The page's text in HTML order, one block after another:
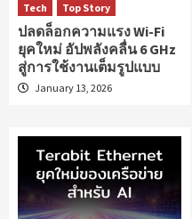
Tech
Top Story
ปลดล็อกความแรง Wi-Fi
ยุคใหม่ อัปพลังคลื่น 6 GHz
สู่การใช้งานเต็มรูปแบบ
January 13, 2026